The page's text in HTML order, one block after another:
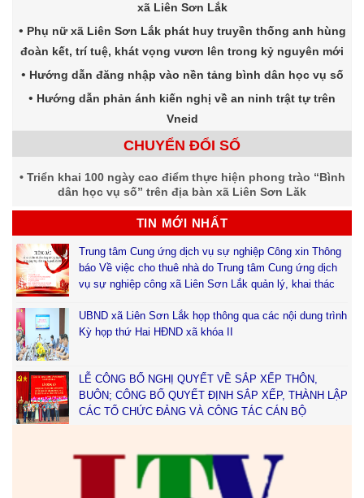
xã Liên Sơn Lắk
Phụ nữ xã Liên Sơn Lắk phát huy truyền thống anh hùng
đoàn kết, trí tuệ, khát vọng vươn lên trong kỷ nguyên mới
Hướng dẫn đăng nhập vào nền tảng bình dân học vụ số
Hướng dẫn phản ánh kiến nghị về an ninh trật tự trên
Vneid
CHUYỂN ĐỔI SỐ
Triển khai 100 ngày cao điểm thực hiện phong trào “Bình
dân học vụ số” trên địa bàn xã Liên Sơn Lăk
TIN MỚI NHẤT
Trung tâm Cung ứng dịch vụ sự nghiệp Công xin Thông
báo Về việc cho thuê nhà do Trung tâm Cung ứng dịch
vụ sự nghiệp công xã Liên Sơn Lắk quản lý, khai thác
UBND xã Liên Sơn Lắk họp thông qua các nội dung trình
Kỳ họp thứ Hai HĐND xã khóa II
LỄ CÔNG BỐ NGHỊ QUYẾT VỀ SẮP XẾP THÔN,
BUÔN; CÔNG BỐ QUYẾT ĐỊNH SẮP XẾP, THÀNH LẬP
CÁC TỔ CHỨC ĐẢNG VÀ CÔNG TÁC CÁN BỘ